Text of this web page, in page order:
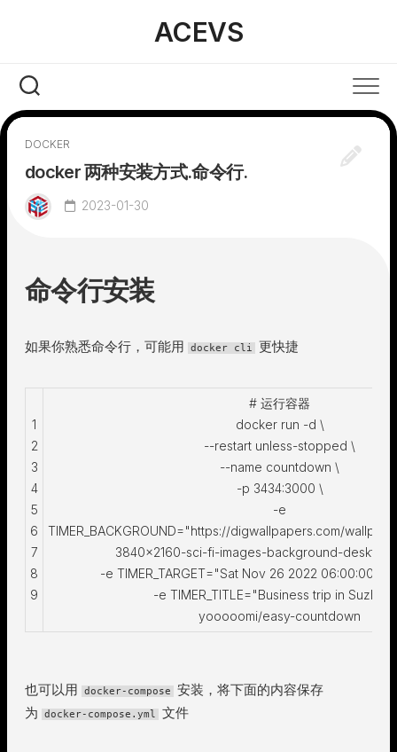
ACEVS
DOCKER
docker 两种安装方式.命令行.
2023-01-30
命令行安装
如果你熟悉命令行，可能用 docker cli 更快捷
1
2
3
4
5
6
7
8
9
# 运行容器
docker run -d \
--restart unless-stopped \
--name countdown \
-p 3434:3000 \
-e
TIMER_BACKGROUND="https://digwallpapers.com/
3840x2160-sci-fi-images-background-
-e TIMER_TARGET="Sat Nov 26 2022 06:00:00
-e TIMER_TITLE="Business trip in
yooooomi/easy-countdown
也可以用 docker-compose
安装，将下面的内容保存
为
docker-compose.yml 文件